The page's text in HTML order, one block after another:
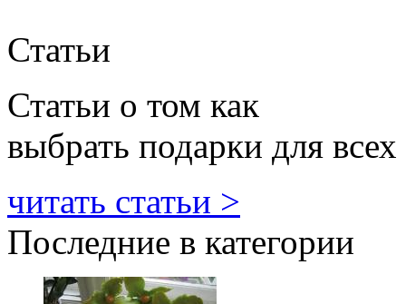
Статьи
Статьи о том как
выбрать подарки для всех
читать статьи >
Последние в категории